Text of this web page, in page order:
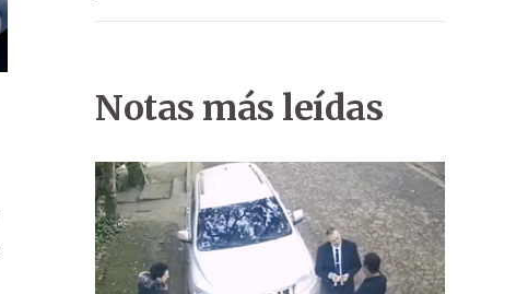
Notas más leídas